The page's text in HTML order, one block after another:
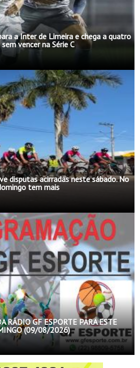
a Inter de Limeira e chega a quatro
vencer na Série C
disputas acirradas neste sábado. No
tem mais
RÁDIO GF ESPORTE PARA ESTE
(09/08/2026)